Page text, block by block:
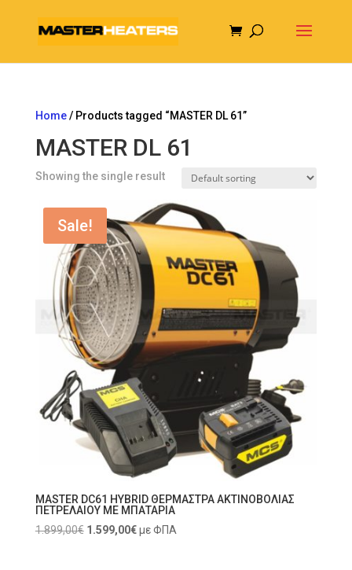
Home/ Products tagged “MASTER DL 61”
MASTER DL 61
Showing the single result
Sale!
MASTER DC61 HYBRID ΘΕΡΜΑΣΤΡΑ ΑΚΤΙΝΟΒΟΛΙΑΣ
ΠΕΤΡΕΛΑΙΟΥ ΜΕ ΜΠΑΤΑΡΙΑ
1.899,00€ Original
1.599,00€Current
με ΦΠΑ